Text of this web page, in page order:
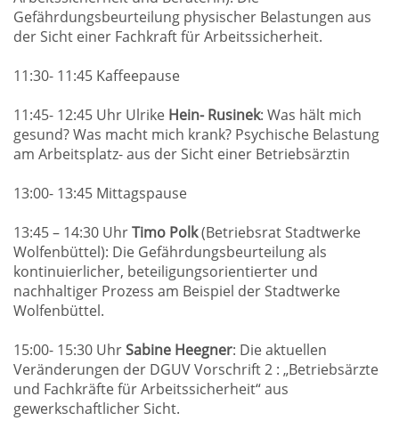
Gefährdungsbeurteilung physischer Belastungen aus
der Sicht einer Fachkraft für Arbeitssicherheit.
11:30- 11:45 Kaffeepause
11:45- 12:45 Uhr Ulrike Hein- Rusinek: Was hält mich
gesund? Was macht mich krank? Psychische Belastung
am Arbeitsplatz- aus der Sicht einer Betriebsärztin
13:00- 13:45 Mittagspause
13:45 – 14:30 UhrTimo Polk(Betriebsrat Stadtwerke
Wolfenbüttel): Die Gefährdungsbeurteilung als
kontinuierlicher, beteiligungsorientierter und
nachhaltiger Prozess am Beispiel der Stadtwerke
Wolfenbüttel.
15:00- 15:30 UhrSabine Heegner: Die aktuellen
Veränderungen der DGUV Vorschrift 2 : „Betriebsärzte
und Fachkräfte für Arbeitssicherheit“ aus
gewerkschaftlicher Sicht.